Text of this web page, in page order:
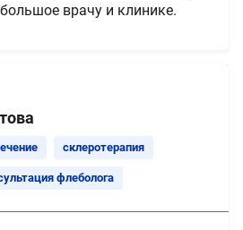
врачу и клинике.
склеротерапия
флеболога